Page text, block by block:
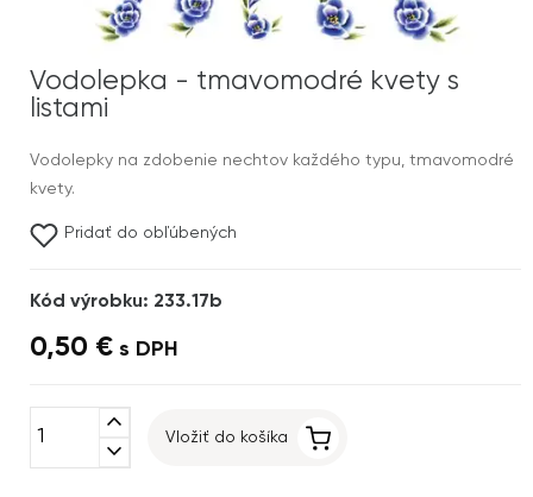
Vodolepka - tmavomodré kvety s
listami
Vodolepky na zdobenie nechtov každého typu, tmavomodré
kvety.
Pridať do obľúbených
Kód výrobku: 233.17b
0,50 € s DPH
expand_less
expand_more
Vložiť do košíka